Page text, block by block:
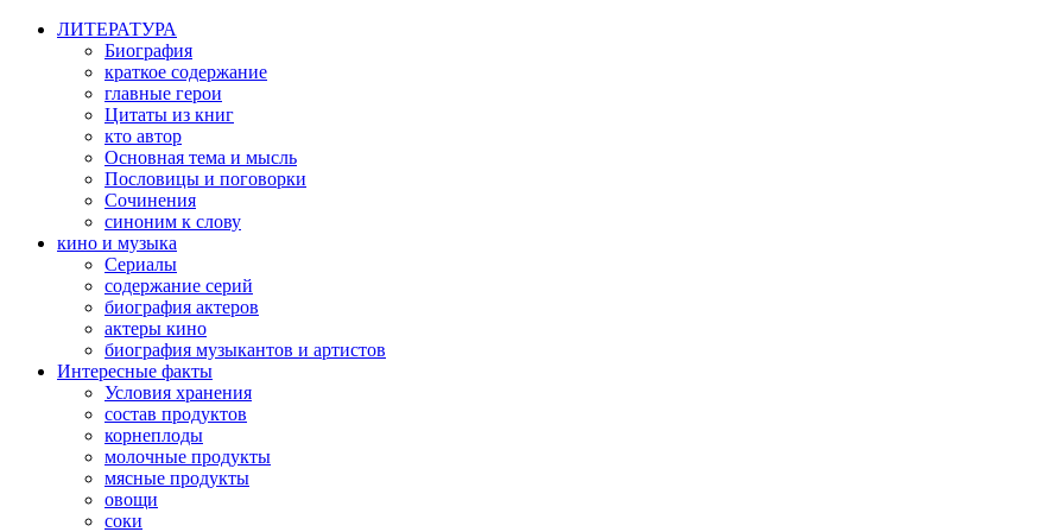
ЛИТЕРАТУРА
Биография
краткое содержание
главные герои
Цитаты из книг
кто автор
Основная тема и мысль
Пословицы и поговорки
Сочинения
синоним к слову
кино и музыка
Сериалы
содержание серий
биография актеров
актеры кино
биография музыкантов и артистов
Интересные факты
Условия хранения
состав продуктов
корнеплоды
молочные продукты
мясные продукты
овощи
соки